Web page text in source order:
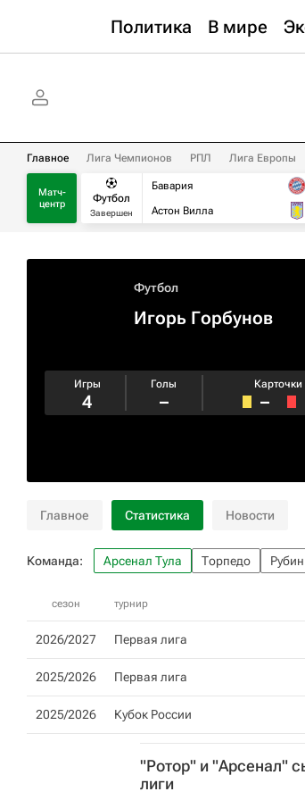
Политика В мире
Главное Лига Чемпионов РПЛ Лига Европы
Матч-
центр
Футбол
Завершен
Бавария
Астон Вилла
Футбол
Игорь Горбунов
Игры
4
Голы
–
Карточки
–
Главное Статистика Новости
Команда: Арсенал Тула Торпедо Рубин
сезон турнир
2026/2027 Первая лига
2025/2026 Первая лига
2025/2026 Кубок России
"Ротор" и "Арсенал"
лиги